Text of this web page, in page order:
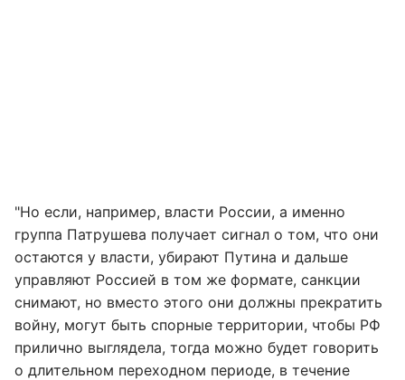
"Но если, например, власти России, а именно
группа Патрушева получает сигнал о том, что они
остаются у власти, убирают Путина и дальше
управляют Россией в том же формате, санкции
снимают, но вместо этого они должны прекратить
войну, могут быть спорные территории, чтобы РФ
прилично выглядела, тогда можно будет говорить
о длительном переходном периоде, в течение